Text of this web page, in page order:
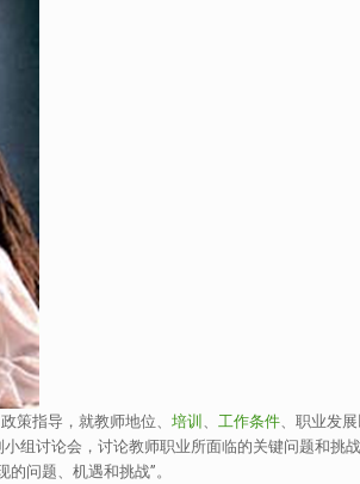
策指导，就教师地位、培训 、工作条件、职业发
组讨论会，讨论教师职业所面临的关键问题和挑
问题、机遇和挑战”。